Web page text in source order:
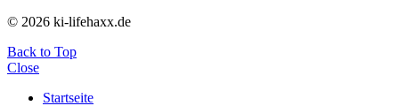
© 2026 ki-lifehaxx.de
Back to Top
Close
Startseite